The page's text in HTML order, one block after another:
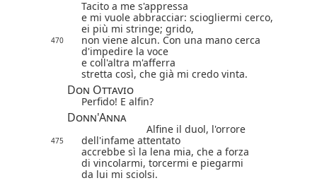
Tacito a me s'appressa
e mi vuole abbracciar: sciogliermi cerco,
ei più mi stringe; grido,
470 non viene alcun. Con una mano cerca
d'impedire la voce
e coll'altra m'afferra
stretta così, che già mi credo vinta.
Don Ottavio
Perfido! E alfin?
Donn'Anna
Alfine il duol, l'orrore
475
dell'infame attentato
accrebbe sì la lena mia, che a forza
di vincolarmi, torcermi e piegarmi
da lui mi sciolsi.